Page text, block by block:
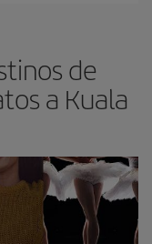
de
a Kuala